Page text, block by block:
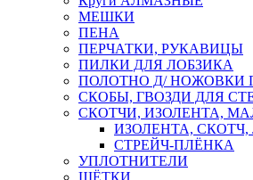
МЕШКИ
ПЕНА
ПЕРЧАТКИ, РУКАВИЦЫ
ПИЛКИ ДЛЯ ЛОБЗИКА
ПОЛОТНО Д/ НОЖОВКИ
СКОБЫ, ГВОЗДИ ДЛЯ
СКОТЧИ, ИЗОЛЕНТА,
ИЗОЛЕНТА, СКОТЧ,
СТРЕЙЧ-ПЛЁНКА
УПЛОТНИТЕЛИ
ЩЁТКИ